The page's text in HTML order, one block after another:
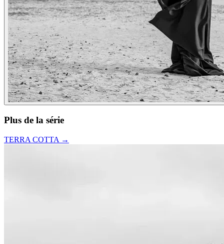
Plus de la série
TERRA COTTA →